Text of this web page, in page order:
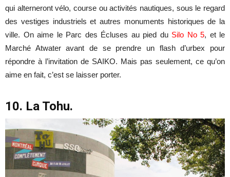
qui alterneront vélo, course ou activités nautiques, sous le regard
des vestiges industriels et autres monuments historiques de la
ville. On aime le Parc des Écluses au pied du Silo No 5, et le
Marché Atwater avant de se prendre un flash d’urbex pour
répondre à l’invitation de SAIKO. Mais pas seulement, ce qu’on
aime en fait, c’est se laisser porter.
10. La Tohu.